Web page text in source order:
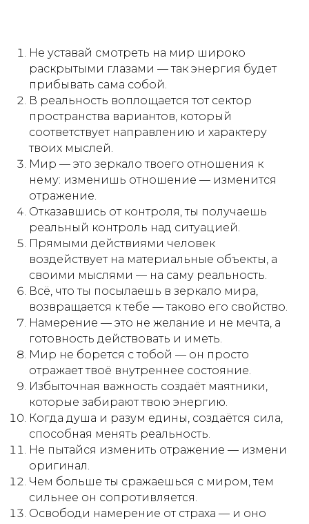
Не уставай смотреть на мир широко
раскрытыми глазами — так энергия будет
прибывать сама собой.
В реальность воплощается тот сектор
пространства вариантов, который
соответствует направлению и характеру
твоих мыслей.
Мир — это зеркало твоего отношения к
нему: изменишь отношение — изменится
отражение.
Отказавшись от контроля, ты получаешь
реальный контроль над ситуацией.
Прямыми действиями человек
воздействует на материальные объекты, а
своими мыслями — на саму реальность.
Всё, что ты посылаешь в зеркало мира,
возвращается к тебе — таково его свойство.
Намерение — это не желание и не мечта, а
готовность действовать и иметь.
Мир не борется с тобой — он просто
отражает твоё внутреннее состояние.
Избыточная важность создаёт маятники,
которые забирают твою энергию.
Когда душа и разум едины, создаётся сила,
способная менять реальность.
Не пытайся изменить отражение — измени
оригинал.
Чем больше ты сражаешься с миром, тем
сильнее он сопротивляется.
Освободи намерение от страха — и оно